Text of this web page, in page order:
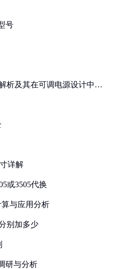
号
析及其在可调电源设计中的
详解
或3505代换
与应用分析
别加多少
研与分析